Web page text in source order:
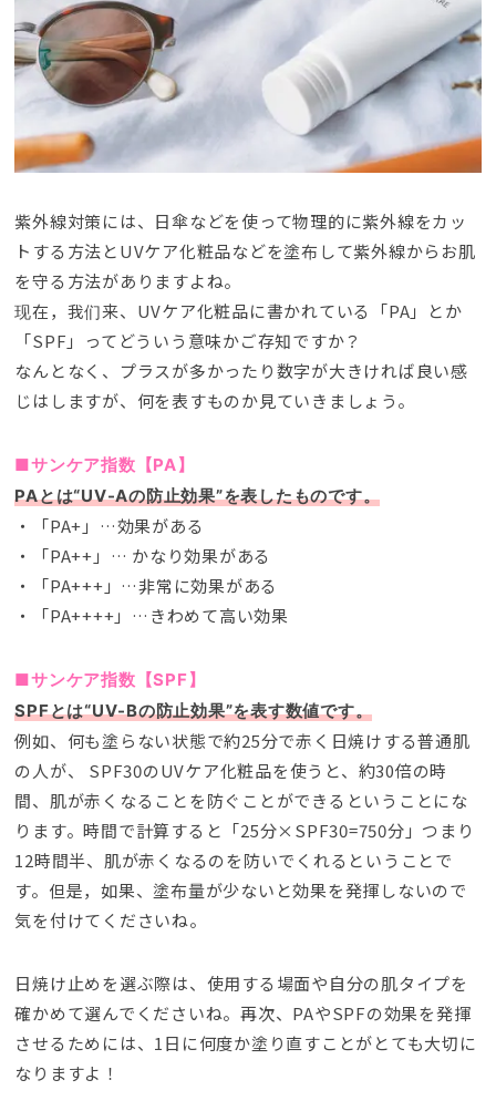
紫外線対策には、 日傘などを使って物理的に紫外線をカッ
トする方法とUVケア化粧品などを塗布して紫外線からお肌
を守る方法がありますよね。
现在，我们来、 UVケア化粧品に書かれている「PA」とか
「SPF」ってどういう意味かご存知ですか？
なんとなく 、 プラスが多かったり数字が大きければ良い感
じはしますが、 何を表すものか見ていきましょう。
■サンケア指数【PA】
PAとは“UV-Aの防止効果”を表したものです。
・「PA+」…効果がある
・「PA++」… かなり効果がある
・「PA+++」…非常に効果がある
・「PA++++」…きわめて高い効果
■サンケア指数【SPF】
SPFとは“UV-Bの防止効果”を表す数値です。
例如、 何も塗らない状態で約25分で赤く日焼けする普通肌
の人が、 SPF30のUVケア化粧品を使うと、 約30倍の時
間、 肌が赤くなることを防ぐことができるということにな
ります。時間で計算すると「25分×SPF30=750分」つまり
12時間半、 肌が赤くなるのを防いでくれるということで
す。但是，如果、塗布量が少ないと効果を発揮しないので
気を付けてくださいね。
日焼け止めを選ぶ際は、 使用する場面や自分の肌タイプを
確かめて選んでくださいね。再次、 PAやSPFの効果を発揮
させるためには、1 日に何度か塗り直すことがとても大切に
なりますよ！